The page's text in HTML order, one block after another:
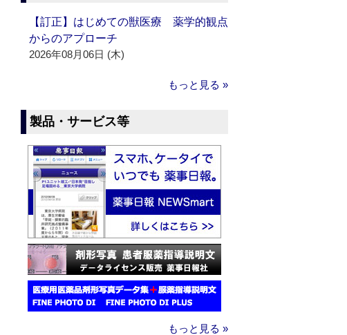
【訂正】はじめての獣医療 薬学的観点
からのアプローチ
2026年08月06日 (木)
もっと見る »
製品・サービス等
もっと見る »